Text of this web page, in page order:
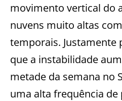
movimento vertical do
nuvens muito altas
temporais. Justamente
que a instabilidade
metade da semana no
uma alta frequência de